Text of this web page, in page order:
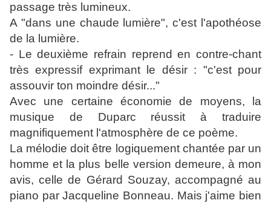
passage très lumineux.
A "dans une chaude lumière", c'est l'apothéose
de la lumière.
- Le deuxième refrain reprend en contre-chant
très expressif exprimant le désir : "c'est pour
assouvir ton moindre désir..."
Avec une certaine économie de moyens, la
musique de Duparc réussit à traduire
magnifiquement l'atmosphère de ce poème.
La mélodie doit être logiquement chantée par un
homme et la plus belle version demeure, à mon
avis, celle de Gérard Souzay, accompagné au
piano par Jacqueline Bonneau. Mais j'aime bien